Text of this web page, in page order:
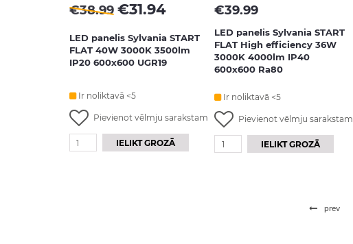
€38.99 €31.94
LED panelis Sylvania START
FLAT 40W 3000K 3500lm
IP20 600x600 UGR19
Ir noliktavā <5
Pievienot vēlmju sarakstam
IELIKT GROZĀ
€39.99
LED panelis Sylvania START
FLAT High efficiency 36W
3000K 4000lm IP40
600x600 Ra80
Ir noliktavā <5
Pievienot vēlmju sarakstam
IELIKT GROZĀ
prev